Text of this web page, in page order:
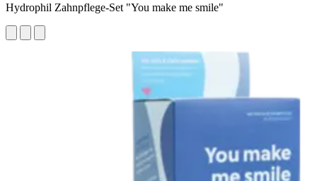
Hydrophil Zahnpflege-Set "You make me smile"